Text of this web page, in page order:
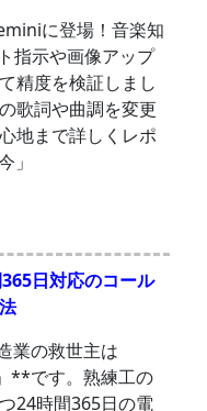
に登場！音楽知
指示や画像アップ
精度を検証しまし
歌詞や曲調を変更
地まで詳しくレポ
」
日対応のコール
業の救世主は
**です。熟練工の
24時間365日の電